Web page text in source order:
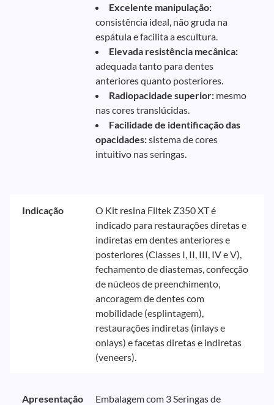
Excelente manipulação:
consistência ideal, não gruda na
espátula e facilita a escultura.
Elevada resistência mecânica:
adequada tanto para dentes
anteriores quanto posteriores.
Radiopacidade superior: mesmo
nas cores translúcidas.
Facilidade de identificação das
opacidades:sistema de cores
intuitivo nas seringas.
Indicação
O Kit resina Filtek Z350 XT é
indicado para restaurações diretas e
indiretas em dentes anteriores e
posteriores (Classes I, II, III, IV e V),
fechamento de diastemas, confecção
de núcleos de preenchimento,
ancoragem de dentes com
mobilidade (esplintagem),
restaurações indiretas (inlays e
onlays) e facetas diretas e indiretas
(veneers).
Apresentação
Embalagem com 3 Seringas de